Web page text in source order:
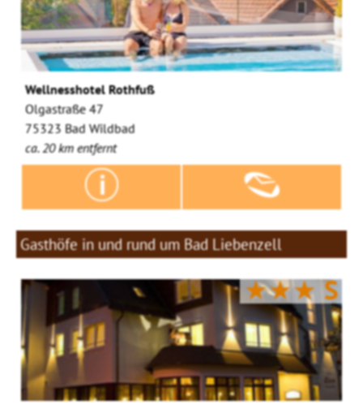
Wellnesshotel Rothfuß
Olgastraße 47
75323 Bad Wildbad
ca. 20 km entfernt
Gasthöfe in und rund um Bad Liebenzell
★★★S